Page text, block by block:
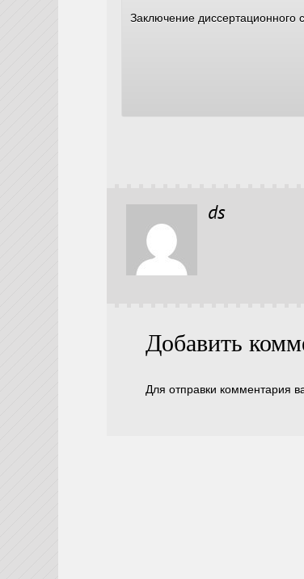
Заключение диссертационного
ds
Добавить
Для отправки комментария